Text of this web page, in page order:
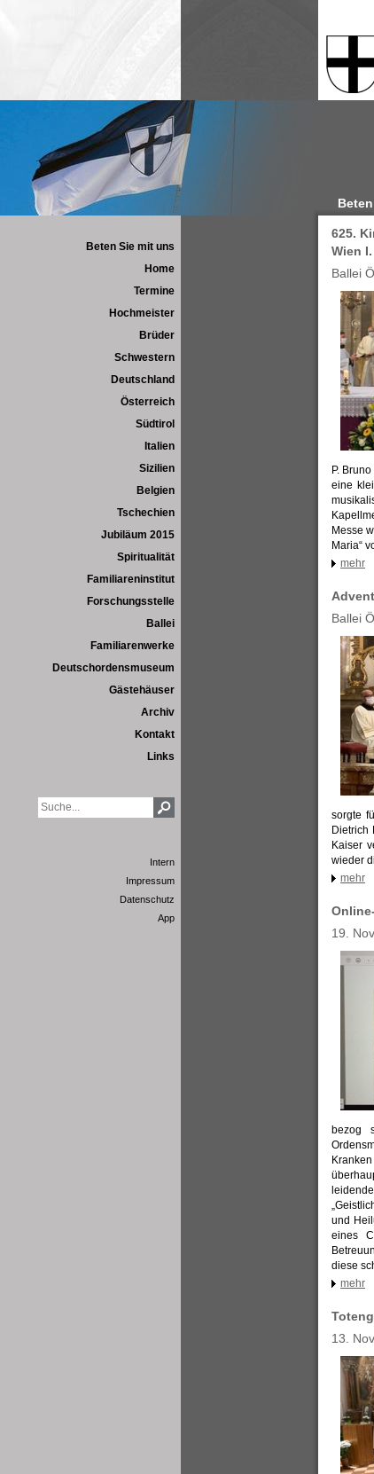
Beten Sie mit uns
Home
Termine
Hochmeister
Brüder
Schwestern
Deutschland
Österreich
Südtirol
Italien
Sizilien
Belgien
Tschechien
Jubiläum 2015
Spiritualität
Familiareninstitut
Forschungsstelle
Ballei
Familiarenwerke
Deutschordensmuseum
Gästehäuser
Archiv
Kontakt
Links
Intern
Impressum
Datenschutz
App
625.
Wien I.
Ballei
P.
eine
Messe
Maria“
mehr
Ballei
sorgte
Dietrich
Kaiser
wieder
mehr
19.
bezog
und
eines
diese
mehr
13.